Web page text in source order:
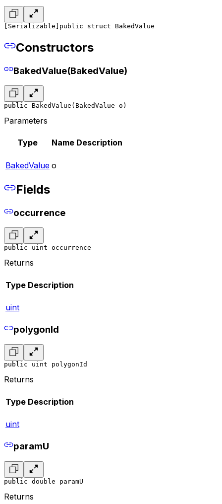
[Serializable] public struct BakedValue
Constructors
BakedValue(BakedValue)
public BakedValue(BakedValue o)
Parameters
Type Name Description
BakedValue o
Fields
occurrence
public uint occurrence
Returns
Type Description
uint
polygonId
public uint polygonId
Returns
Type Description
uint
paramU
public double paramU
Returns